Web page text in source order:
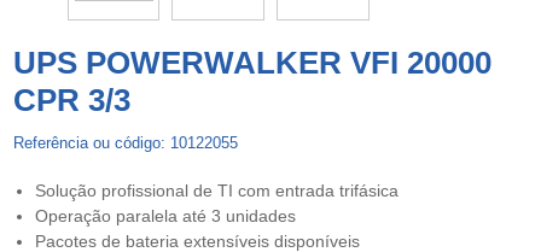
UPS POWERWALKER VFI 20000
CPR 3/3
Referência ou código: 10122055
Solução profissional de TI com entrada trifásica
Operação paralela até 3 unidades
Pacotes de bateria extensíveis disponíveis